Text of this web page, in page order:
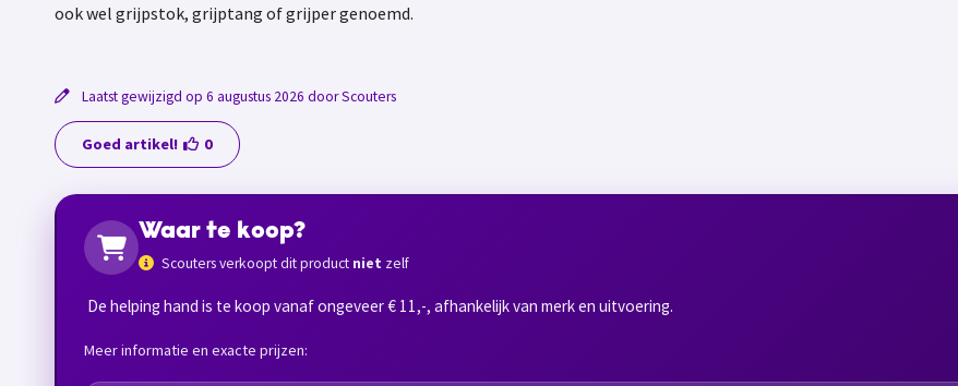
ook wel grijpstok, grijptang of grijper genoemd.
Laatst gewijzigd op 6 augustus 2026 door Scouters
Goed artikel! 0
Waar te koop?
Scouters verkoopt dit product niet zelf
De helping hand is te koop vanaf ongeveer € 11,-, afhankelijk van merk en uitvoering.
Meer informatie en exacte prijzen: